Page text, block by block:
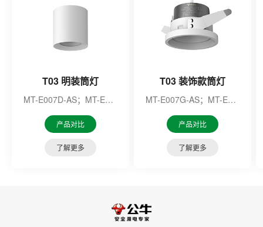
T03 明装筒灯
MT-E007D-AS；MT-E007E-AS；MT-E007P-AS；MT-E007Q-AS；MT-E009J-AS；MT-E009K-AS；MT-E009L-AS；MT-E009M-AS；
产品对比
了解更多
T03 装饰款筒灯
MT-E007G-AS；MT-E007H-AS
产品对比
了解更多